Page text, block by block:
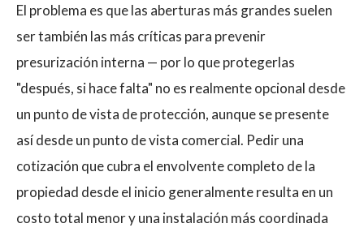
El problema es que las aberturas más grandes suelen
ser también las más críticas para prevenir
presurización interna — por lo que protegerlas
"después, si hace falta" no es realmente opcional desde
un punto de vista de protección, aunque se presente
así desde un punto de vista comercial. Pedir una
cotización que cubra el envolvente completo de la
propiedad desde el inicio generalmente resulta en un
costo total menor y una instalación más coordinada